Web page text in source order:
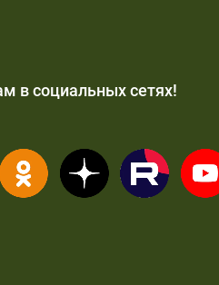
в социальных сетях!